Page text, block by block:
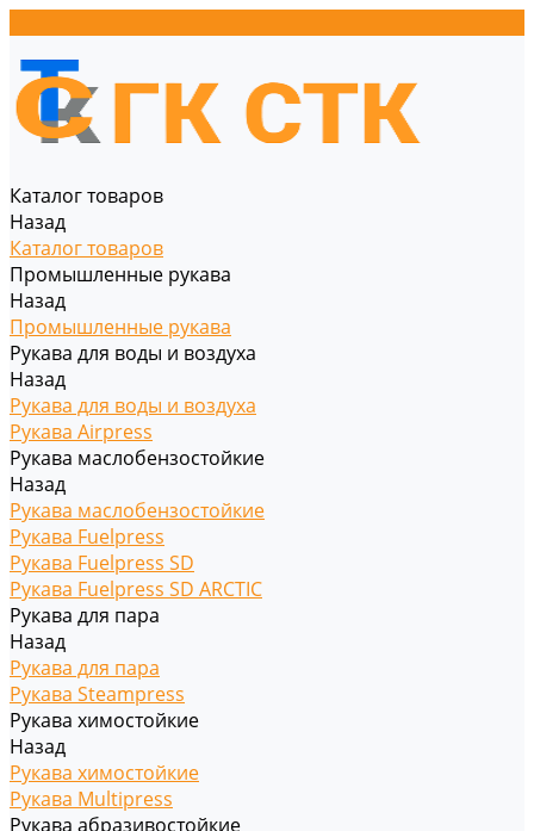
Каталог товаров
Назад
Каталог товаров
Промышленные рукава
Назад
Промышленные рукава
Рукава для воды и воздуха
Назад
Рукава для воды и воздуха
Рукава Airpress
Рукава маслобензостойкие
Назад
Рукава маслобензостойкие
Рукава Fuelpress
Рукава Fuelpress SD
Рукава Fuelpress SD ARCTIC
Рукава для пара
Назад
Рукава для пара
Рукава Steampress
Рукава химостойкие
Назад
Рукава химостойкие
Рукава Multipress
Рукава абразивостойкие